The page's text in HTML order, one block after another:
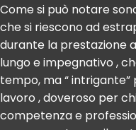
Come si può notare
che si riescono ad
durante la prestazione
lungo e impegnativo ,
tempo, ma “
lavoro , doveroso per
competenza e